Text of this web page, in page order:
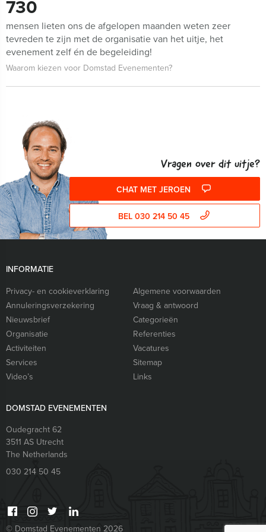
730
mensen lieten ons de afgelopen maanden weten zeer
tevreden te zijn met de organisatie van het uitje, het
evenement zelf én de begeleiding!
Waarom kiezen voor Domstad Evenementen?
Vragen over dit uitje?
CHAT MET JEROEN
BEL 030 214 50 45
INFORMATIE
Privacy- en cookieverklaring
Algemene voorwaarden
Annuleringsverzekering
Vraag & antwoord
Nieuwsbrief
Categorieën
Organisatie
Referenties
Activiteiten
Vacatures
Services
Sitemap
Video’s
Links
DOMSTAD EVENEMENTEN
Oudegracht 62
3511 AS Utrecht
The Netherlands
030 214 50 45
© Domstad Evenementen 2026